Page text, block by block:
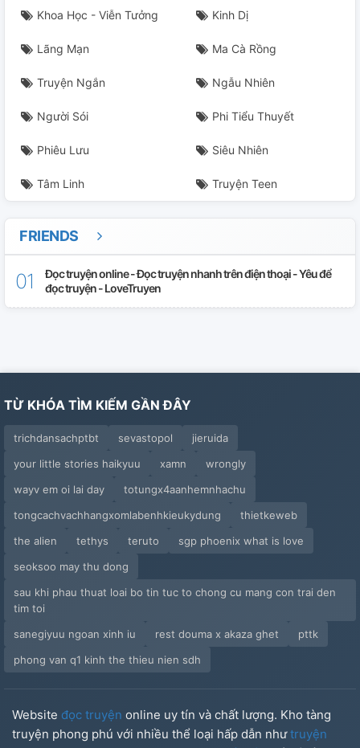
Khoa Học - Viễn Tưởng Kinh Dị
Lãng Mạn Ma Cà Rồng
Truyện Ngắn Ngẫu Nhiên
Người Sói Phi Tiểu Thuyết
Phiêu Lưu Siêu Nhiên
Tâm Linh Truyện Teen
FRIENDS
Đọc truyện online - Đọc truyện nhanh trên điện thoại - Yêu để
đọc truyện - LoveTruyen
TỪ KHÓA TÌM KIẾM GẦN ĐÂY
trichdansachptbt sevastopol
jieruida
your little stories haikyuu
xamn
wrongly
wayv em oi lai day
totungx4aanhemnhachu
tongcachvachhangxomlabenhkieukydung
thietkeweb
the alien
tethys teruto
sgp phoenix what is love
seoksoo may thu dong
sau khi phau thuat loai bo tin tuc to chong cu mang con trai den
tim toi
sanegiyuu ngoan xinh iu
rest douma x akaza ghet
pttk
phong van q1 kinh the thieu nien sdh
Website đọc truyện online uy tín và chất lượng. Kho tàng
truyện phong phú với nhiều thể loại hấp dẫn nhưtruyện